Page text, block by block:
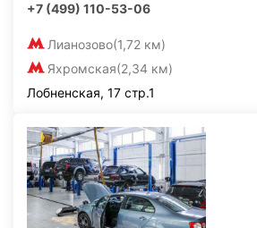
+7 (499) 110-53-06
Лианозово(1,72 км)
Яхромская(2,34 км)
Лобненская, 17 стр.1